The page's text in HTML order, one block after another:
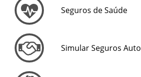
Seguros de Saúde
Simular Seguros Auto